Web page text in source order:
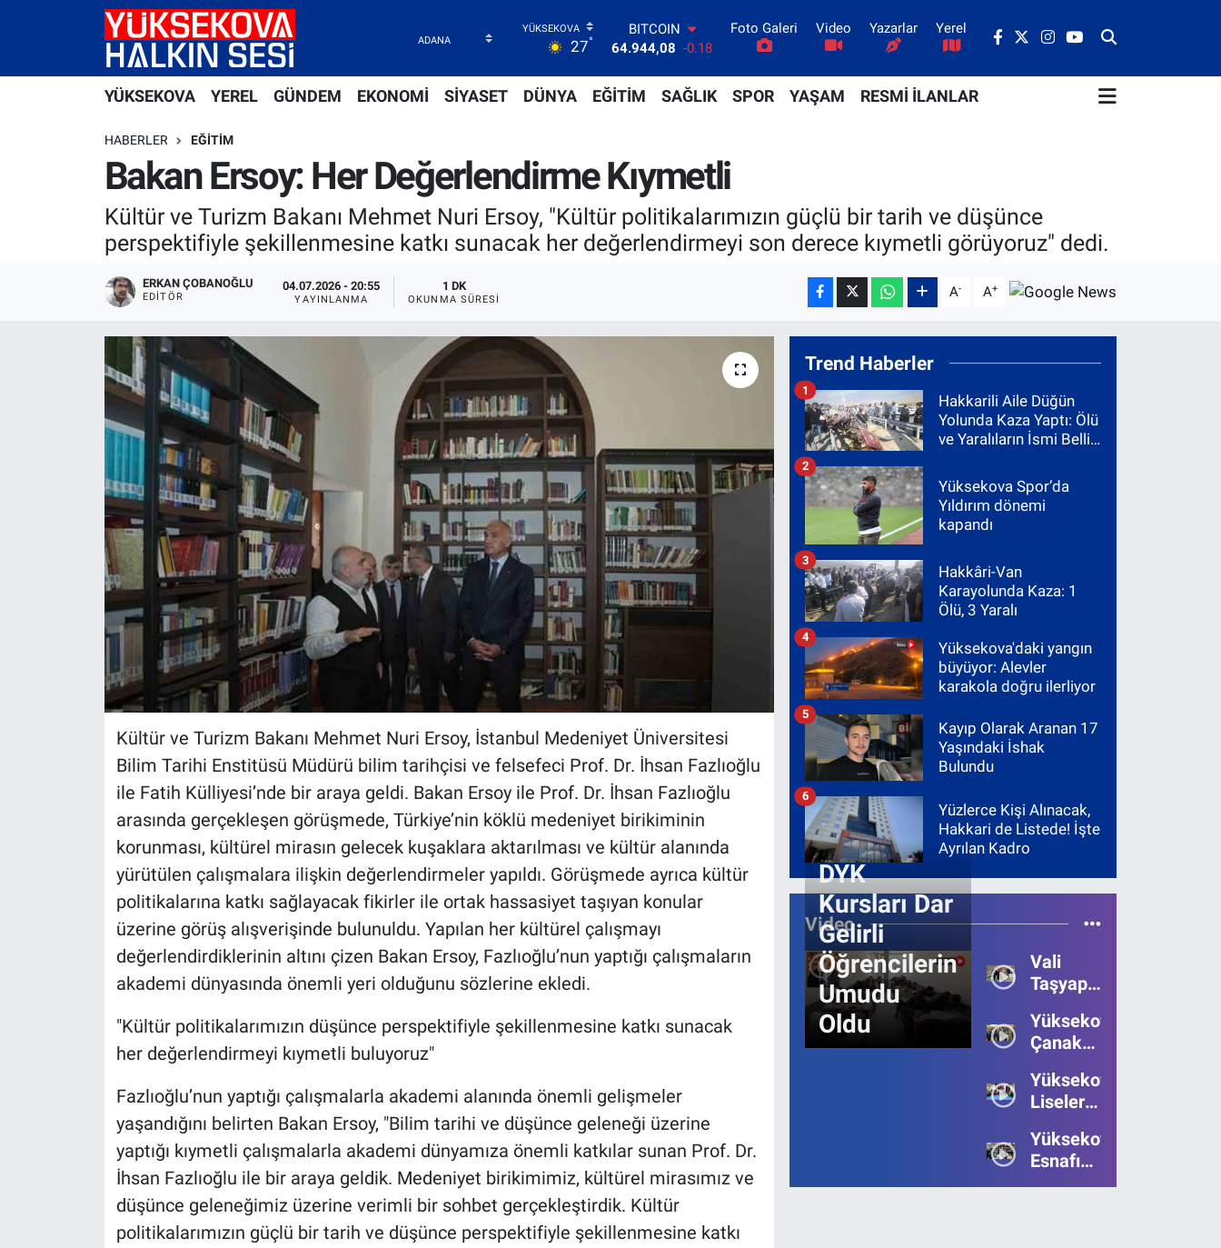
27°
DOLAR
47,7436
0.18
55,2510
0.32
STERLİN
6660.55
BİST100
13.779
BITCOIN
64.944,08 -0.18
Foto Galeri Video Yazarlar Yerel
YÜKSEKOVA YEREL GÜNDEM EKONOMİ SİYASET DÜNYA EĞİTİM SAĞLIK SPOR YAŞAM RESMİ İLANLAR
HABERLER EĞITIM
Bakan Ersoy: Her Değerlendirme Kıymetli
Kültür ve Turizm Bakanı Mehmet Nuri Ersoy, "Kültür politikalarımızın güçlü bir tarih ve düşünce
perspektifiyle şekillenmesine katkı sunacak her değerlendirmeyi son derece kıymetli görüyoruz" dedi.
ERKAN ÇOBANOĞLU
EDITÖR
04.07.2026 - 20:55
YAYINLANMA
1 DK
OKUNMA SÜRESI A- A+
Kültür ve Turizm Bakanı Mehmet Nuri Ersoy, İstanbul Medeniyet Üniversitesi
Bilim Tarihi Enstitüsü Müdürü bilim tarihçisi ve felsefeci Prof. Dr. İhsan Fazlıoğlu
ile Fatih Külliyesi’nde bir araya geldi. Bakan Ersoy ile Prof. Dr. İhsan Fazlıoğlu
arasında gerçekleşen görüşmede, Türkiye’nin köklü medeniyet birikiminin
korunması, kültürel mirasın gelecek kuşaklara aktarılması ve kültür alanında
yürütülen çalışmalara ilişkin değerlendirmeler yapıldı. Görüşmede ayrıca kültür
politikalarına katkı sağlayacak fikirler ile ortak hassasiyet taşıyan konular
üzerine görüş alışverişinde bulunuldu. Yapılan her kültürel çalışmayı
değerlendirdiklerinin altını çizen Bakan Ersoy, Fazlıoğlu’nun yaptığı çalışmaların
akademi dünyasında önemli yeri olduğunu sözlerine ekledi.
"Kültür politikalarımızın düşünce perspektifiyle şekillenmesine katkı sunacak
her değerlendirmeyi kıymetli buluyoruz"
Fazlıoğlu’nun yaptığı çalışmalarla akademi alanında önemli gelişmeler
yaşandığını belirten Bakan Ersoy, "Bilim tarihi ve düşünce geleneği üzerine
yaptığı kıymetli çalışmalarla akademi dünyamıza önemli katkılar sunan Prof. Dr.
İhsan Fazlıoğlu ile bir araya geldik. Medeniyet birikimimiz, kültürel mirasımız ve
düşünce geleneğimiz üzerine verimli bir sohbet gerçekleştirdik. Kültür
politikalarımızın güçlü bir tarih ve düşünce perspektifiyle şekillenmesine katkı
Trend Haberler
Hakkarili Aile Düğün
Yolunda Kaza Yaptı: Ölü
ve Yaralıların İsmi Belli
1
Yüksekova Spor’da
Yıldırım dönemi
kapandı
2
Hakkâri-Van
Karayolunda Kaza: 1
Ölü, 3 Yaralı
3
Yüksekova'daki yangın
büyüyor: Alevler
karakola doğru ilerliyor
4
Kayıp Olarak Aranan 17
Yaşındaki İshak
Bulundu
5
Yüzlerce Kişi Alınacak,
Hakkari de Listede! İşte
Ayrılan Kadro
6
Video
DYK
Kursları Dar
Gelirli
Öğrencilerin
Umudu
Oldu
Vali
Taşyapan,
Bölgesinde
İncelemelerde
Bulundu
Yüksekova’da
Çanakkale
111.Yılı
Kutlandı
Yüksekova’da
Liseler
Bilgi
Yarışmasının
Birincisi
Yüksekova
Esnafı
Bayrama
Yüksekova Nöbetçi Eczaneler
Yüksekova Trafik Yoğunluk Haritası
Süper Lig Puan Durumu ve Fikstür
Tüm Manşetler
Son Dakika Haberleri
Haber Arşivi